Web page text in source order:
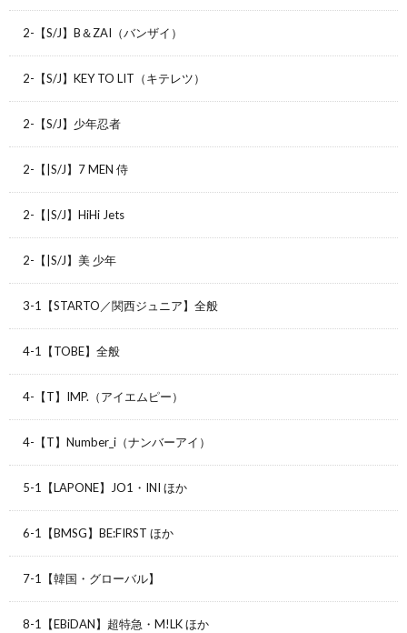
2-【S/J】B＆ZAI（バンザイ）
2-【S/J】KEY TO LIT（キテレツ）
2-【S/J】少年忍者
2-【|S/J】7 MEN 侍
2-【|S/J】HiHi Jets
2-【|S/J】美 少年
3-1【STARTO／関西ジュニア】全般
4-1【TOBE】全般
4-【T】IMP.（アイエムピー）
4-【T】Number_i（ナンバーアイ）
5-1【LAPONE】JO1・INI ほか
6-1【BMSG】BE:FIRST ほか
7-1【韓国・グローバル】
8-1【EBiDAN】超特急・M!LK ほか